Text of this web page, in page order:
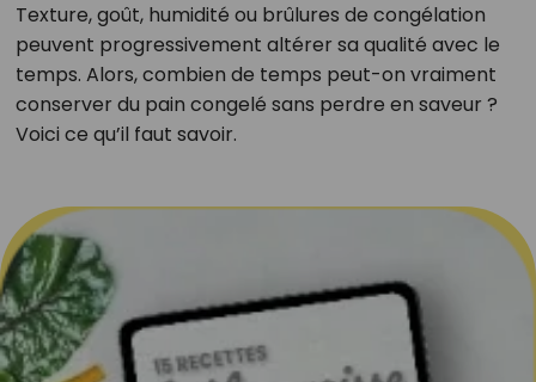
Texture, goût, humidité ou brûlures de congélation
peuvent progressivement altérer sa qualité avec le
temps. Alors, combien de temps peut-on vraiment
conserver du pain congelé sans perdre en saveur ?
Voici ce qu’il faut savoir.